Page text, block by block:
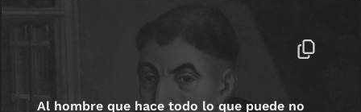
Al hombre que hace todo lo que puede no